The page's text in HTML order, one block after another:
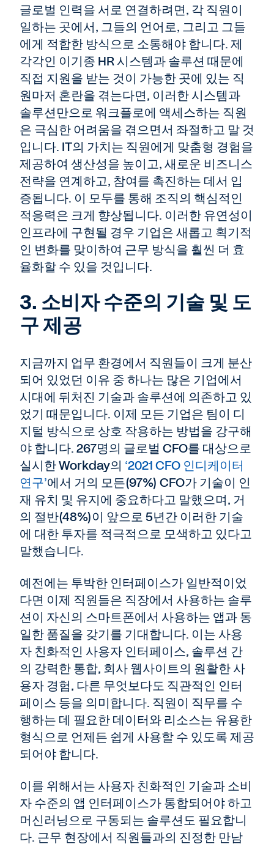
글로벌 인력을 서로 연결하려면, 각 직원이
일하는 곳에서, 그들의 언어로, 그리고 그들
에게 적합한 방식으로 소통해야 합니다. 제
각각인 이기종 HR 시스템과 솔루션 때문에
직접 지원을 받는 것이 가능한 곳에 있는 직
원마저 혼란을 겪는다면, 이러한 시스템과
솔루션만으로 워크플로에 액세스하는 직원
은 극심한 어려움을 겪으면서 좌절하고 말 것
입니다. IT의 가치는 직원에게 맞춤형 경험을
제공하여 생산성을 높이고, 새로운 비즈니스
전략을 연계하고, 참여를 촉진하는 데서 입
증됩니다. 이 모두를 통해 조직의 핵심적인
적응력은 크게 향상됩니다. 이러한 유연성이
인프라에 구현될 경우 기업은 새롭고 획기적
인 변화를 맞이하여 근무 방식을 훨씬 더 효
율화할 수 있을 것입니다.
3. 소비자 수준의 기술 및 도
구 제공
지금까지 업무 환경에서 직원들이 크게 분산
되어 있었던 이유 중 하나는 많은 기업에서
시대에 뒤처진 기술과 솔루션에 의존하고 있
었기 때문입니다. 이제 모든 기업은 팀이 디
지털 방식으로 상호 작용하는 방법을 강구해
야 합니다. 267명의 글로벌 CFO를 대상으로
실시한 Workday의 ‘2021 CFO 인디케이터
연구’에서 거의 모든(97%) CFO가 기술이 인
재 유치 및 유지에 중요하다고 말했으며, 거
의 절반(48%)이 앞으로 5년간 이러한 기술
에 대한 투자를 적극적으로 모색하고 있다고
말했습니다.
예전에는 투박한 인터페이스가 일반적이었
다면 이제 직원들은 직장에서 사용하는 솔루
션이 자신의 스마트폰에서 사용하는 앱과 동
일한 품질을 갖기를 기대합니다. 이는 사용
자 친화적인 사용자 인터페이스, 솔루션 간
의 강력한 통합, 회사 웹사이트의 원활한 사
용자 경험, 다른 무엇보다도 직관적인 인터
페이스 등을 의미합니다. 직원이 직무를 수
행하는 데 필요한 데이터와 리소스는 유용한
형식으로 언제든 쉽게 사용할 수 있도록 제공
되어야 합니다.
이를 위해서는 사용자 친화적인 기술과 소비
자 수준의 앱 인터페이스가 통합되어야 하고
머신러닝으로 구동되는 솔루션도 필요합니
다. 근무 현장에서 직원들과의 진정한 만남